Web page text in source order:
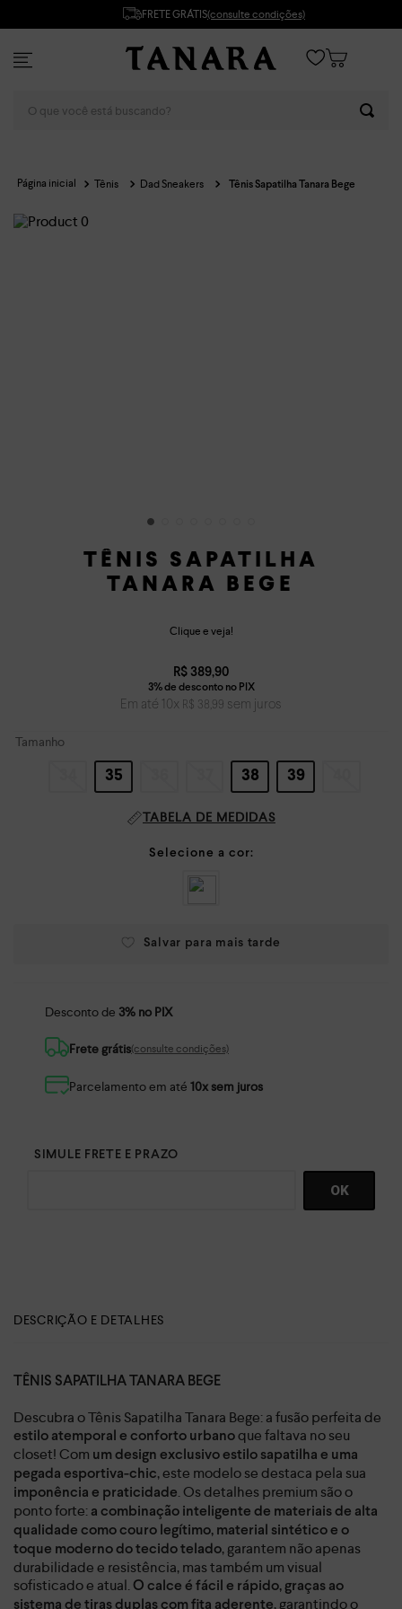
FRETE GRÁTIS(consulte condições)
Tênis Dad Sneakers Tênis Sapatilha Tanara Bege
TÊNIS SAPATILHA
TANARA BEGE
Clique e veja!
R$ 389,90
Em até 10x R$ 38 ,99 sem juros
Tamanho
35 38 39
TABELA DE MEDIDAS
Desconto de 3% no PIX
Frete grátis(consulte condições)
Parcelamento em até 10x sem juros
DESCRIÇÃO E DETALHES
TÊNIS SAPATILHA TANARA BEGE
Descubra o Tênis Sapatilha Tanara Bege: a fusão perfeita de
estilo atemporal e conforto urbano que faltava no seu
closet! Com um design exclusivo estilo sapatilha e uma
pegada esportiva-chic, este modelo se destaca pela sua
imponência e praticidade. Os detalhes premium são o
ponto forte: a combinação inteligente de materiais de alta
qualidade como couro legítimo, material sintético e o
toque moderno do tecido telado, garantem não apenas
durabilidade e resistência, mas também um visual
sofisticado e atual. O calce é fácil e rápido, graças ao
sistema de tiras duplas com fita aderente, garantindo o